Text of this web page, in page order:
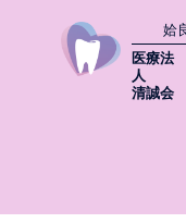
姶
医療法
人
清誠会